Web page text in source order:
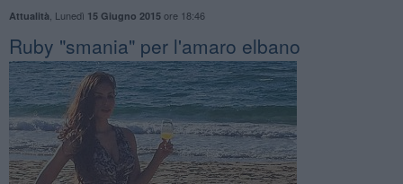
Attualità Lunedì 15 Giugno 2015ore 18:46
Ruby "smania" per l'amaro elbano